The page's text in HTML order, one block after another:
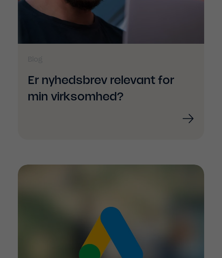
Er nyhedsbrev relevant for
min virksomhed?